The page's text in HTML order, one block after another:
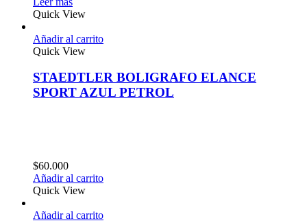
Quick View
Añadir al carrito
Quick View
STAEDTLER BOLIGRAFO ELANCE
SPORT AZUL PETROL
$60.000
Añadir al carrito
Quick View
Añadir al carrito